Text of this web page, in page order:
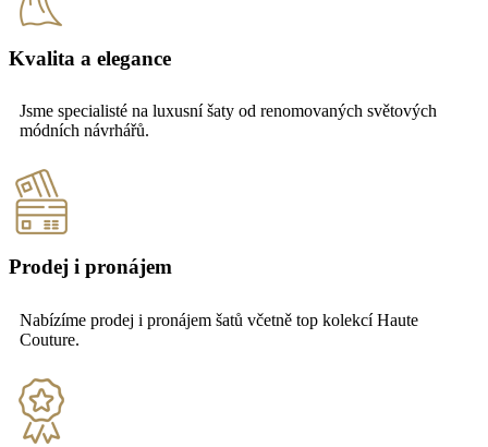
Kvalita a elegance
Jsme specialisté na luxusní šaty od renomovaných světových
módních návrhářů.
Prodej i pronájem
Nabízíme prodej i pronájem šatů včetně top kolekcí Haute
Couture.